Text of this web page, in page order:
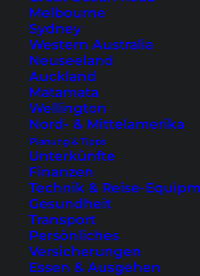
Melbourne
Sydney
Western Australia
Neuseeland
Auckland
Matamata
Wellington
Nord- & Mittelamerika
Planung & Tipps
Unterkünfte
Finanzen
Technik & Reise-
Gesundheit
Transport
Persönliches
Versicherungen
Essen & Ausgehen
Hat es dir auch so
mir?
Dir hat dieser Artikel
weitergeholfen?
um regelmäßig
Reisetipps direkt ins
bekommen!